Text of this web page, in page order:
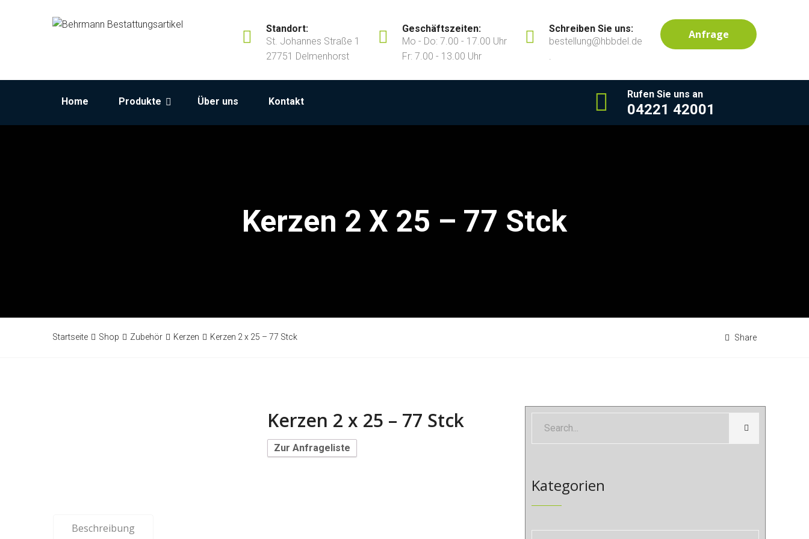
Standort:
St. Johannes Straße 1
27751 Delmenhorst
Geschäftszeiten:
Mo - Do: 7.00 - 17.00 Uhr
Fr: 7.00 - 13.00 Uhr
Schreiben Sie uns:
bestellung@hbbdel.de
.
Anfrage
Home Produkte Über uns Kontakt
Rufen Sie uns an
04221 42001
Kerzen 2 X 25 – 77 Stck
Startseite Shop Zubehör Kerzen Kerzen 2 x 25 – 77 Stck Share
Kerzen 2 x 25 – 77 Stck
Zur Anfrageliste
Beschreibung
Kategorien